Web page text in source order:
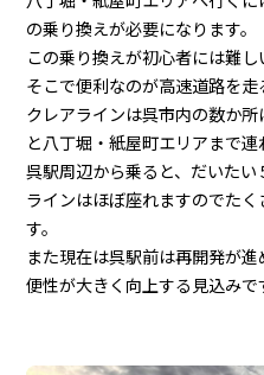
の乗り換えが必要になります。
この乗り換えが初心者には難し
そこで便利なのが高速道路を走
クレアラインは呉市内の数か
と八丁堀・紙屋町エリアまで連
呉駅周辺から乗ると、だいた
ラインはほぼ座れますのでた
す。
また現在は呉駅前は再開発が
便性が大きく向上する見込みで